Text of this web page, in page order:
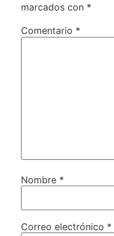
marcados con *
Comentario *
Nombre *
Correo electrónico *